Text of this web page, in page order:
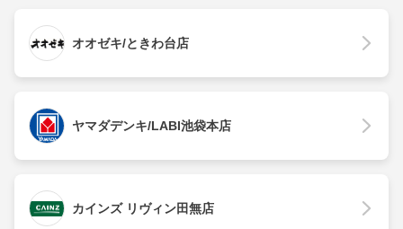
オオゼキ/ときわ台店
ヤマダデンキ/LABI池袋本店
カインズ リヴィン田無店